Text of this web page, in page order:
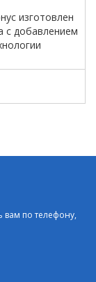
изготовлен
c добавлением
вам по телефону,